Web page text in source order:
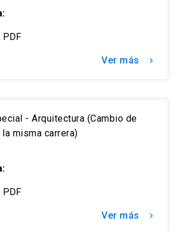
PDF
Ver más keyboard_arrow_right
- Arquitectura (Cambio de
misma carrera)
PDF
Ver más keyboard_arrow_right